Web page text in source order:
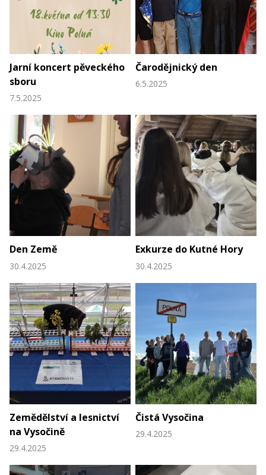
Jarní koncert pěveckého
sboru
7.5.2025
Čarodějnický den
6.5.2025
Den Země
30.4.2025
Exkurze do Kutné Hory
30.4.2025
Zemědělství a lesnictví
na Vysočině
29.4.2025
Čistá Vysočina
29.4.2025